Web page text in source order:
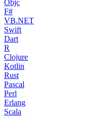
Objc
F#
VB.NET
Swift
Dart
R
Clojure
Kotlin
Rust
Pascal
Perl
Erlang
Scala